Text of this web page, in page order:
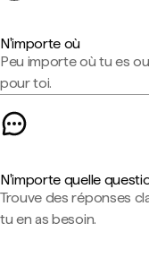
N'importe où
Peu importe où tu es
pour toi.
N'importe quelle
Trouve des réponses
tu en as besoin.